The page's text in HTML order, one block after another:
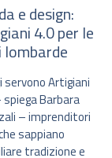
e design:
4.0 per le
lombarde
servono Artigiani
spiega Barbara
– imprenditori
sappiano
tradizione e